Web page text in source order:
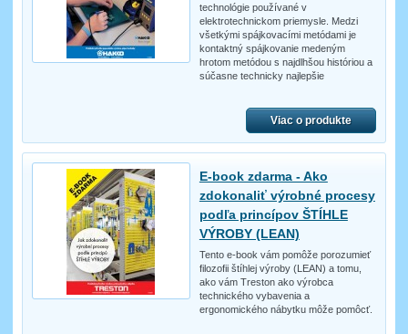
technológie používané v
elektrotechnickom priemysle. Medzi
všetkými spájkovacími metódami je
kontaktný spájkovanie medeným
hrotom metódou s najdlhšou históriou a
súčasne technicky najlepšie
Viac o produkte
E-book zdarma - Ako
zdokonaliť výrobné procesy
podľa princípov ŠTÍHLE
VÝROBY (LEAN)
Tento e-book vám pomôže porozumieť
filozofii štíhlej výroby (LEAN) a tomu,
ako vám Treston ako výrobca
technického vybavenia a
ergonomického nábytku môže pomôcť.